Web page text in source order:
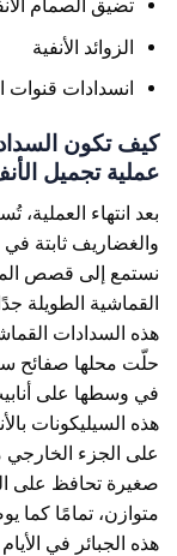
تضيق الصمام
الزوائد الأنفية
انسدادات قنوات
كيف تكون
عملية تجميل
بعد انتهاء
والغضاريف ثابتة
نستمع إلى قصص
القماشية الطويلة
هذه السدادات
حلّت محلها صفائح
في وسطها على
هذه السيليكونات
على الجزء الخارجي
صغيرة تحافظ على
متوازن، تمامًا
هذه الجبائر في